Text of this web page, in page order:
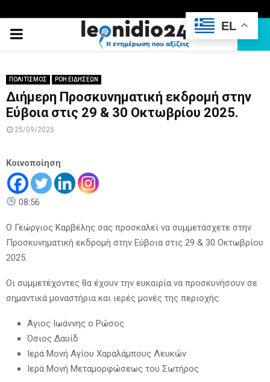
PRIMARY
ΠΟΛΙΤΙΣΜΟΣ ΡΟΗ ΕΙΔΗΣΕΩΝ
Διήμερη Προσκυνηματική εκδρομή στην
Εύβοια στις 29 & 30 Οκτωβρίου 2025.
25/09/2025
Κοινοποίηση
08:56
Ο Γεώργιος Καρβέλης σας προσκαλεί να συμμετάσχετε στην
Προσκυνηματική εκδρομή στην Εύβοια στις 29 & 30 Οκτωβρίου
2025.
Οι συμμετέχοντες θα έχουν την ευκαιρία να προσκυνήσουν σε
σημαντικά μοναστήρια και ιερές μονές της περιοχής:
Άγιος Ιωάννης ο Ρώσος
Όσιος Δαυίδ
Ιερά Μονή Αγίου Χαραλάμπους Λευκών
Ιερά Μονή Μεταμορφώσεως του Σωτήρος
EL